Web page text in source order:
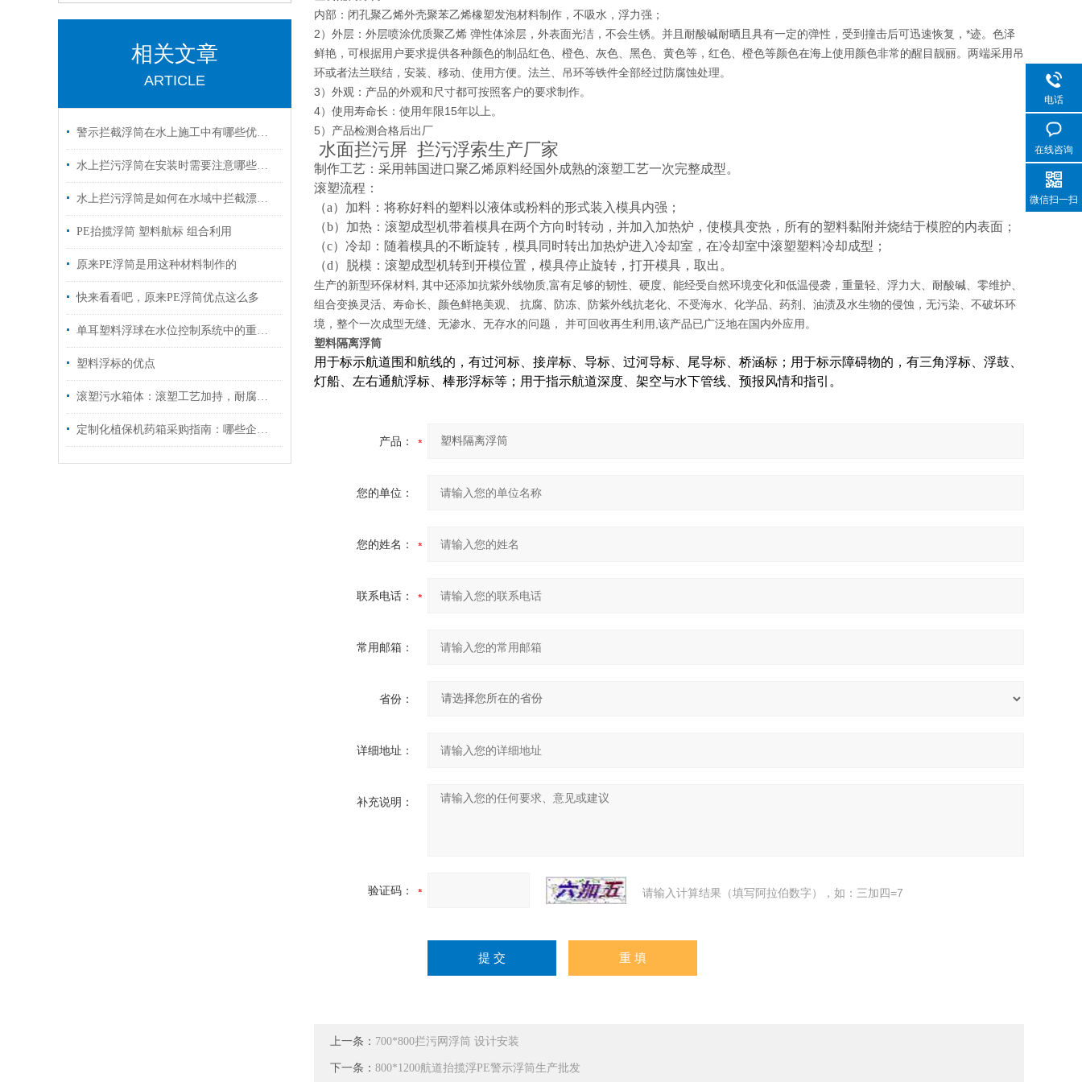
相关文章
ARTICLE
警示拦截浮筒在水上施工中有哪些优势？
水上拦污浮筒在安装时需要注意哪些事项？
水上拦污浮筒是如何在水域中拦截漂浮物的？
PE抬揽浮筒 塑料航标 组合利用
原来PE浮筒是用这种材料制作的
快来看看吧，原来PE浮筒优点这么多
单耳塑料浮球在水位控制系统中的重要性
塑料浮标的优点
滚塑污水箱体：滚塑工艺加持，耐腐抗冲击适配污水场景
定制化植保机药箱采购指南：哪些企业支持按需开模、快速打样与批量交付？​
内部：闭孔聚乙烯外壳聚苯乙烯橡塑发泡材料制作，不吸水，浮力强；
2）外层：外层喷涂优质聚乙烯 弹性体涂层，外表面光洁，不会生锈。并且耐酸碱耐晒且具有一定的弹性，受到撞击后可迅速恢复，*迹。色泽
鲜艳，可根据用户要求提供各种颜色的制品红色、橙色、灰色、黑色、黄色等，红色、橙色等颜色在海上使用颜色非常的醒目靓丽。两端采用吊
环或者法兰联结，安装、移动、使用方便。法兰、吊环等铁件全部经过防腐蚀处理。
3）外观：产品的外观和尺寸都可按照客户的要求制作。
4）使用寿命长：使用年限15年以上。
5）产品检测合格后出厂
水面拦污屏 拦污浮索生产厂家
制作工艺：采用韩国进口聚乙烯原料经国外成熟的滚塑工艺一次完整成型。
滚塑流程：
（a）加料：将称好料的塑料以液体或粉料的形式装入模具内强；
（b）加热：滚塑成型机带着模具在两个方向时转动，并加入加热炉，使模具变热，所有的塑料黏附并烧结于模腔的内表面；
（c）冷却：随着模具的不断旋转，模具同时转出加热炉进入冷却室，在冷却室中滚塑塑料冷却成型；
（d）脱模：滚塑成型机转到开模位置，模具停止旋转，打开模具，取出。
生产的新型环保材料, 其中还添加抗紫外线物质,富有足够的韧性、硬度、能经受自然环境变化和低温侵袭，重量轻、浮力大、耐酸碱、零维护、
组合变换灵活、寿命长、颜色鲜艳美观、 抗腐、防冻、防紫外线抗老化、不受海水、化学品、药剂、油渍及水生物的侵蚀，无污染、不破坏环
境，整个一次成型无缝、无渗水、无存水的问题， 并可回收再生利用,该产品已广泛地在国内外应用。
塑料隔离浮筒
用于标示航道围和航线的，有过河标、接岸标、导标、过河导标、尾导标、桥涵标；用于标示障碍物的，有三角浮标、浮鼓、
灯船、左右通航浮标、棒形浮标等；用于指示航道深度、架空与水下管线、预报风情和指引。
产品：
您的单位：
您的姓名：
联系电话：
常用邮箱：
省份：
详细地址：
补充说明：
验证码： 请输入计算结果（填写阿拉伯数字），如：三加四=7
上一条： 700*800拦污网浮筒 设计安装
下一条： 800*1200航道抬揽浮PE警示浮筒生产批发
电话
在线咨询
微信扫一扫